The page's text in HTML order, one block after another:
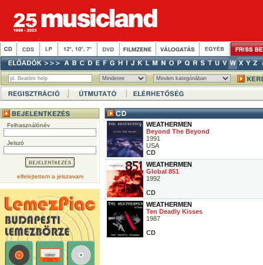
Felhasználónév
Jelszó
elfelejtettem a jelszavam
WEATHERMEN
Beyond The Beyond
1991
USA
CD
WEATHERMEN
Global 851
1992
CD
WEATHERMEN
Ten Deadly Kisses
1987
CD